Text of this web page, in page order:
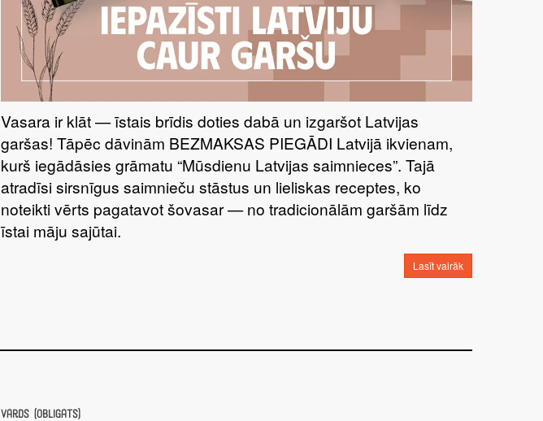
Vasara ir klāt — īstais brīdis doties dabā un izgaršot Latvijas
garšas! Tāpēc dāvinām BEZMAKSAS PIEGĀDI Latvijā ikvienam,
kurš iegādāsies grāmatu “Mūsdienu Latvijas saimnieces”. Tajā
atradīsi sirsnīgus saimnieču stāstus un lieliskas receptes, ko
noteikti vērts pagatavot šovasar — no tradicionālām garšām līdz
īstai māju sajūtai.
Lasīt vairāk
Vārds (obligāts)